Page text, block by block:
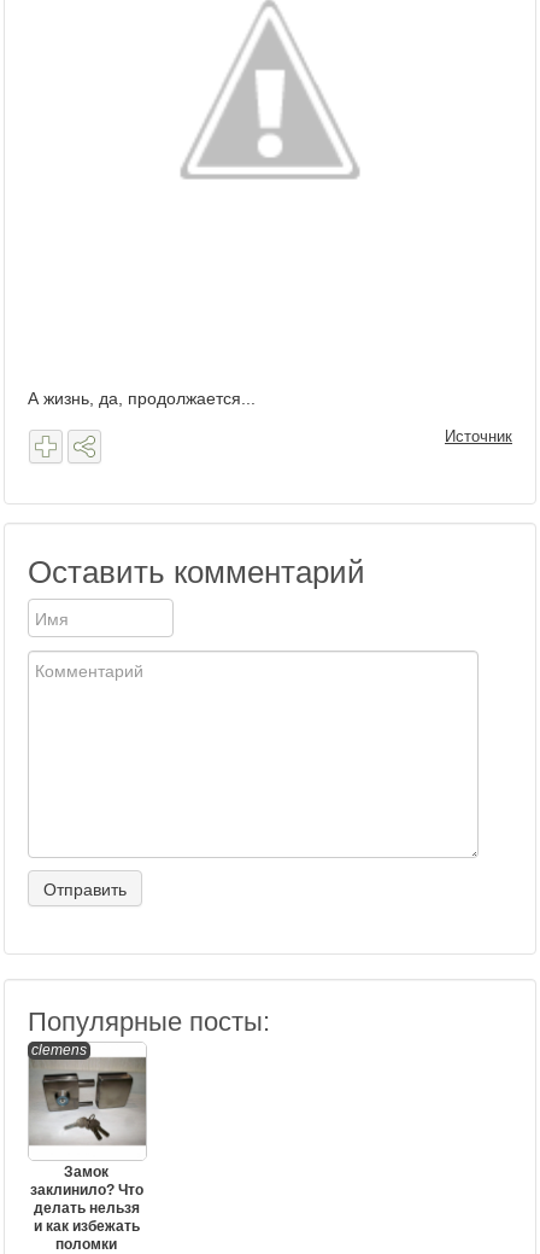
А жизнь, да, продолжается...
Источник
Оставить комментарий
Популярные посты:
clemens
Замок
заклинило? Что
делать нельзя
и как избежать
поломки